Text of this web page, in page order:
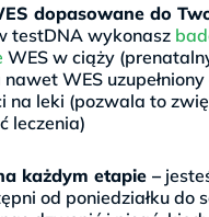
dopasowane do
testDNA wykonasz
WES w ciąży
nawet WES
na leki (pozwala to
leczenia)
każdym etapie –
od poniedziałku do